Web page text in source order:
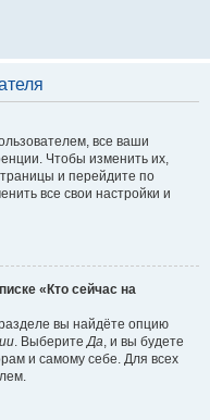
все ваши
Чтобы изменить их,
и перейдите по
все свои настройки и
«Кто сейчас на
вы найдёте опцию
. ВыберитеДа, и вы будете
и самому себе. Для всех